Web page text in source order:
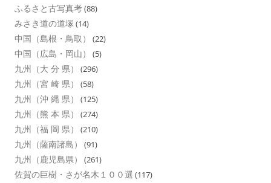
ふるさと古写真考(88)
みさき道の道塚 (14)
中国（島根・鳥取） (22)
中国（広島・岡山） (5)
九州（大 分 県） (296)
九州（宮 崎 県） (58)
九州（沖 縄 県） (125)
九州（熊 本 県） (274)
九州（福 岡 県） (210)
九州（薩南諸島） (91)
九州（鹿児島県） (261)
佐賀の巨樹・さが名木１００選 (117)